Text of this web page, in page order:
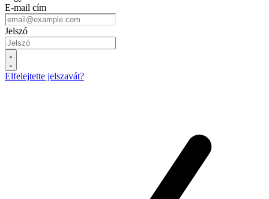
E-mail cím
Jelszó
Elfelejtette jelszavát?